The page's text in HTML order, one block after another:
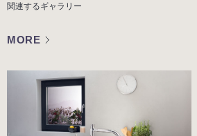
関連するギャラリー
MORE